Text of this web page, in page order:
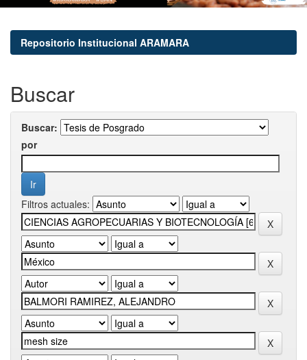
Repositorio Institucional ARAMARA
Buscar
Buscar:
por
Filtros actuales: